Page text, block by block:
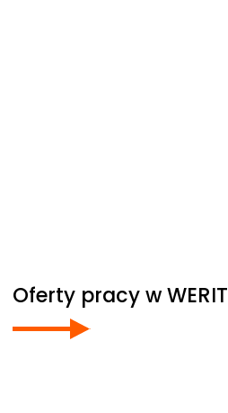
Oferty pracy wWERIT